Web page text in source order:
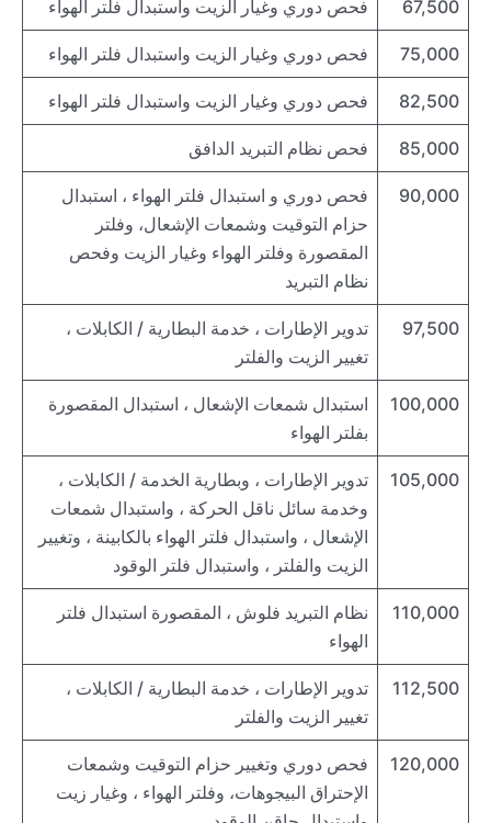
67,500 فحص دوري وغيار الزيت واستبدال فلتر الهواء
75,000 فحص دوري وغيار الزيت واستبدال فلتر الهواء
82,500 فحص دوري وغيار الزيت واستبدال فلتر الهواء
85,000 فحص نظام التبريد الدافق
90,000
فحص دوري و استبدال فلتر الهواء ، استبدال
حزام التوقيت وشمعات الإشعال، وفلتر
المقصورة وفلتر الهواء وغيار الزيت وفحص
نظام التبريد
97,500
تدوير الإطارات ، خدمة البطارية / الكابلات ،
تغيير الزيت والفلتر
100,000
استبدال شمعات الإشعال ، استبدال المقصورة
بفلتر الهواء
105,000
تدوير الإطارات ، وبطارية الخدمة / الكابلات ،
وخدمة سائل ناقل الحركة ، واستبدال شمعات
الإشعال ، واستبدال فلتر الهواء بالكابينة ، وتغيير
الزيت والفلتر ، واستبدال فلتر الوقود
110,000
نظام التبريد فلوش ، المقصورة استبدال فلتر
الهواء
112,500
تدوير الإطارات ، خدمة البطارية / الكابلات ،
تغيير الزيت والفلتر
120,000
فحص دوري وتغيير حزام التوقيت وشمعات
الإحتراق البيجوهات، وفلتر الهواء ، وغيار زيت